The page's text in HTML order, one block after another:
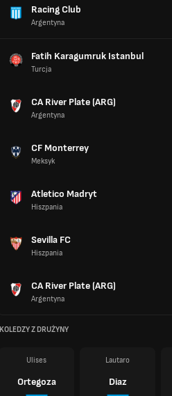
Racing Club
Argentyna
Fatih Karagumruk Istanbul
Turcja
CA River Plate (ARG)
Argentyna
CF Monterrey
Meksyk
Atletico Madryt
Hiszpania
Sevilla FC
Hiszpania
CA River Plate (ARG)
Argentyna
KOLEDZY Z DRUŻYNY
Ulises
Ortegoza
Lautaro
Diaz